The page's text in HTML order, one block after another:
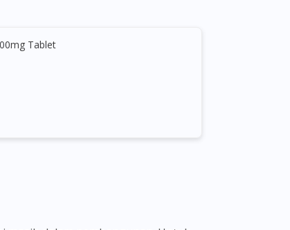
Tablet